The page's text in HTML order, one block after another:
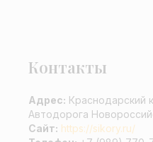
Контакты
Адрес: Краснодарский
Автодорога
Сайт: https://sikory.ru/